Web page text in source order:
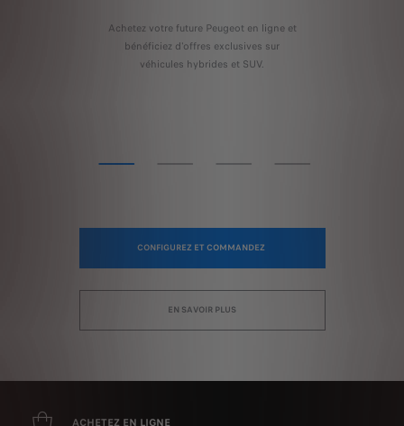
Achetez votre future Peugeot en ligne et
bénéficiez d'offres exclusives sur
véhicules hybrides et SUV.
CONFIGUREZ ET COMMANDEZ
EN SAVOIR PLUS
ACHETEZ EN LIGNE